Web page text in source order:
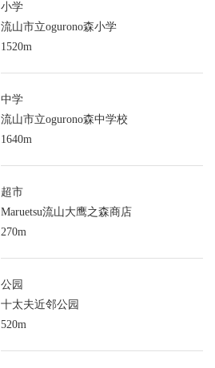
小学
流山市立ogurono森小学
1520m
中学
流山市立ogurono森中学校
1640m
超市
Maruetsu流山大鹰之森商店
270m
公园
十太夫近邻公园
520m